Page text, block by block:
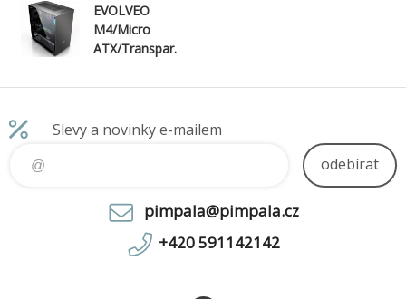
EVOLVEO
M4/Micro
ATX/Transpar.
Slevy a novinky e-mailem
odebírat
pimpala@pimpala.cz
+420 591142142